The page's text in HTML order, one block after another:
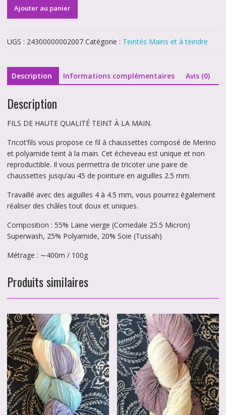
Laine
chaussettes
Laine/soie
rose
Ajouter au panier
UGS : 24300000002007 Catégorie : Teintés Mains et à teindre
Description Informations complémentaires Avis (0)
Description
FILS DE HAUTE QUALITÉ TEINT À LA MAIN.
Tricot’fils vous propose ce fil à chaussettes composé de Merino
et polyamide teint à la main. Cet écheveau est unique et non
reproductible. Il vous permettra de tricoter une paire de
chaussettes jusqu’au 45 de pointure en aiguilles 2.5 mm.
Travaillé avec des aiguilles 4 à 4.5 mm, vous pourrez également
réaliser des châles tout doux et uniques.
Composition : 55% Laine vierge (Corriedale 25.5 Micron)
Superwash, 25% Polyamide, 20% Soie (Tussah)
Métrage : ∼400m / 100g
Produits similaires